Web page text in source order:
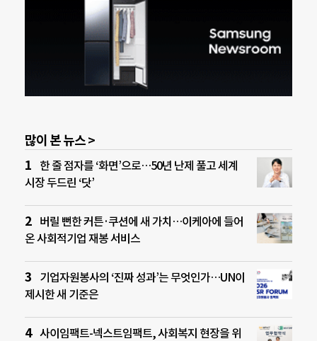
많이 본 뉴스 >
한 줄 점자를 ‘화면’으로…50년 난제 풀고 세계
시장 두드린 ‘닷’
버릴 뻔한 커튼·쿠션에 새 가치…이케아에 들어
온 사회적기업 재봉 서비스
기업자원봉사의 ‘진짜 성과’는 무엇인가…UN이
제시한 새 기준은
사이임팩트-넥스트임팩트, 사회복지 현장을 위